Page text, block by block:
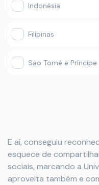
Indonésia
Filipinas
São Tomé e Príncipe
E aí, conseguiu
esquece de
sociais, marcando a
aproveita também e